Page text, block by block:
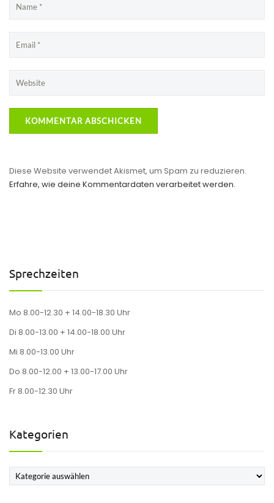
Diese Website verwendet Akismet, um Spam zu reduzieren.
Erfahre, wie deine Kommentardaten verarbeitet werden.
Sprechzeiten
Mo 8.00-12.30 + 14.00-18.30 Uhr
Di 8.00-13.00 + 14.00-18.00 Uhr
Mi 8.00-13.00 Uhr
Do 8.00-12.00 + 13.00-17.00 Uhr
Fr 8.00-12.30 Uhr
Kategorien
Kategorien